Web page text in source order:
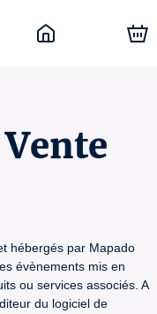
hébergés par Mapado
évènements mis en
ou services associés. A
du logiciel de